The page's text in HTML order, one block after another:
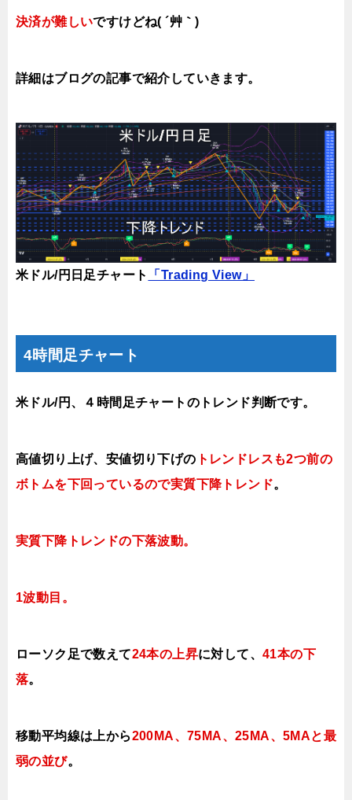
決済が難しいですけどね( ´艸｀)
詳細はブログの記事で紹介していきます。
米ドル/円日足チャート 「Trading View」
4時間足チャート
米ドル/円、４時間足チャートのトレンド判断です。
高値切り上げ、安値切り下げの トレンドレスも2つ前の
ボトムを下回っているので実質下降トレンド。
実質下降トレンドの下落波動。
1波動目。
ローソク足で数えて24本の上昇に対して、41本の下
落。
移動平均線は上から200MA、75MA、25MA、5MAと最
弱の並び。